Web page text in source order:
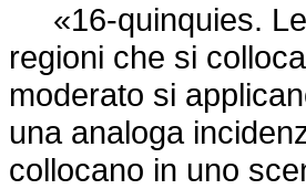
«16-quinquies. Le
regioni che si
moderato si
una analoga
collocano in uno